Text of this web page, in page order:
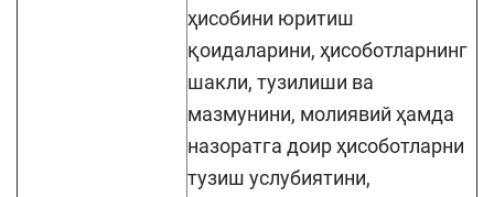
ҳисобини юритиш
қоидаларини, ҳисоботларнинг
шакли, тузилиши ва
мазмунини, молиявий ҳамда
назоратга доир ҳисоботларни
тузиш услубиятини,